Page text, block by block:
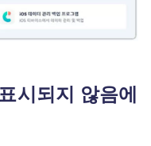
시되지 않음에